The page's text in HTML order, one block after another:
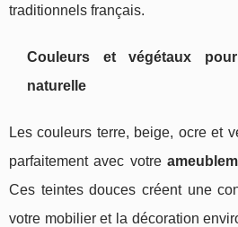
traditionnels français.
Couleurs et végétaux
naturelle
Les couleurs terre, beige, ocre et
parfaitement avec votre
Ces teintes douces créent une
votre mobilier et la décoration